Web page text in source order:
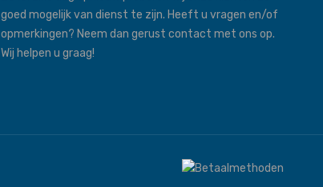
goed mogelijk van dienst te zijn. Heeft u vragen en/of
opmerkingen? Neem dan gerust contact met ons op.
Wij helpen u graag!